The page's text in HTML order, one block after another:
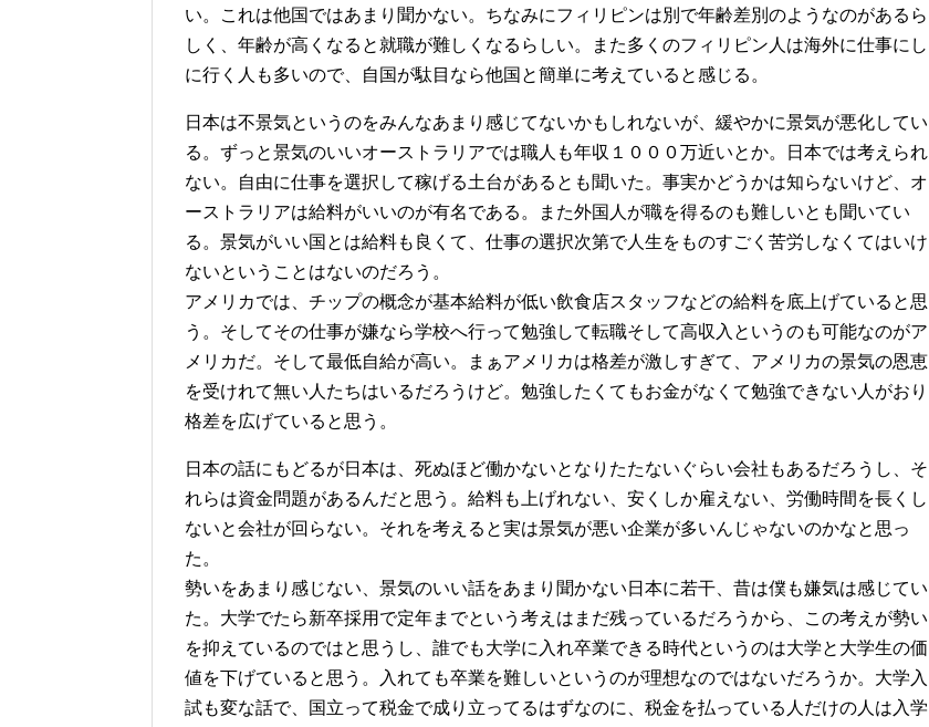
い。これは他国ではあまり聞かない。ちなみにフィリピンは別で年齢差別のようなのがあるら
しく、年齢が高くなると就職が難しくなるらしい。また多くのフィリピン人は海外に仕事にし
に行く人も多いので、自国が駄目なら他国と簡単に考えていると感じる。
日本は不景気というのをみんなあまり感じてないかもしれないが、緩やかに景気が悪化してい
る。ずっと景気のいいオーストラリアでは職人も年収１０００万近いとか。日本では考えられ
ない。自由に仕事を選択して稼げる土台があるとも聞いた。事実かどうかは知らないけど、オ
ーストラリアは給料がいいのが有名である。また外国人が職を得るのも難しいとも聞いてい
る。景気がいい国とは給料も良くて、仕事の選択次第で人生をものすごく苦労しなくてはいけ
ないということはないのだろう。
アメリカでは、チップの概念が基本給料が低い飲食店スタッフなどの給料を底上げていると思
う。そしてその仕事が嫌なら学校へ行って勉強して転職そして高収入というのも可能なのがア
メリカだ。そして最低自給が高い。まぁアメリカは格差が激しすぎて、アメリカの景気の恩恵
を受けれて無い人たちはいるだろうけど。勉強したくてもお金がなくて勉強できない人がおり
格差を広げていると思う。
日本の話にもどるが日本は、死ぬほど働かないとなりたたないぐらい会社もあるだろうし、そ
れらは資金問題があるんだと思う。給料も上げれない、安くしか雇えない、労働時間を長くし
ないと会社が回らない。それを考えると実は景気が悪い企業が多いんじゃないのかなと思っ
た。
勢いをあまり感じない、景気のいい話をあまり聞かない日本に若干、昔は僕も嫌気は感じてい
た。大学でたら新卒採用で定年までという考えはまだ残っているだろうから、この考えが勢い
を抑えているのではと思うし、誰でも大学に入れ卒業できる時代というのは大学と大学生の価
値を下げていると思う。入れても卒業を難しいというのが理想なのではないだろうか。大学入
試も変な話で、国立って税金で成り立ってるはずなのに、税金を払っている人だけの人は入学